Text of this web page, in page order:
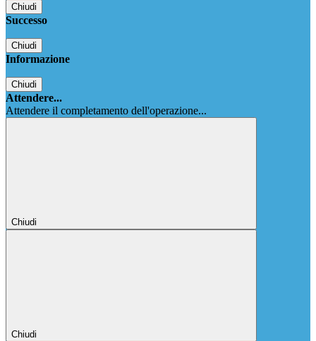
Chiudi
Successo
Chiudi
Informazione
Chiudi
Attendere...
Attendere il completamento dell'operazione...
Chiudi
Chiudi